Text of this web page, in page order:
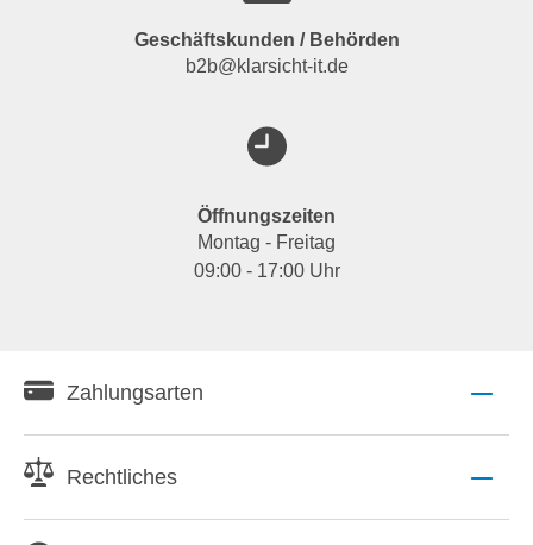
Geschäftskunden / Behörden
b2b@klarsicht-it.de
Öffnungszeiten
Montag - Freitag
09:00 - 17:00 Uhr
Zahlungsarten
Rechtliches